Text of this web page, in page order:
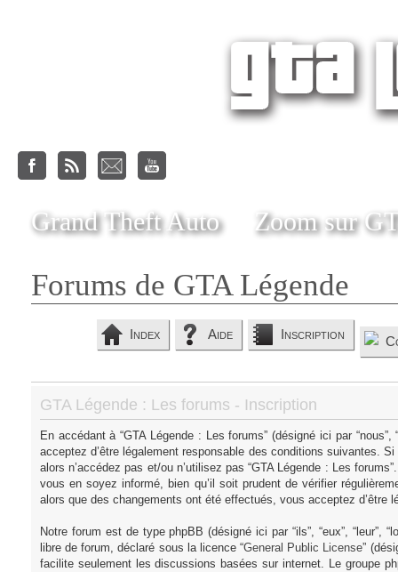
Grand Theft Auto Zoom sur
Forums de GTA Légende
Index Aide Inscription
GTA Légende : Les forums - Inscription
En accédant à “GTA Légende : Les forums” (désigné ici par
acceptez d’être légalement responsable des conditions suivantes.
alors n’accédez pas et/ou n’utilisez pas “GTA Légende : Les
vous en soyez informé, bien qu’il soit prudent de vérifier
alors que des changements ont été effectués, vous acceptez
Notre forum est de type phpBB (désigné ici par “ils”, “eux”, “leur”,
libre de forum, déclaré sous la licence “General Public License”
facilite seulement les discussions basées sur internet. Le groupe